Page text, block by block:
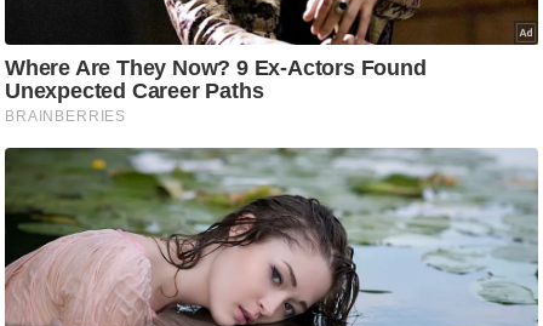
र
स
मी
र्म
ज्यो
ति
ष